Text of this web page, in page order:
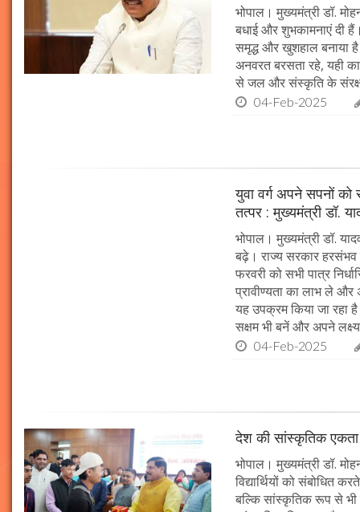
भोपाल। मुख्यमंत्री डॉ.
बधाई और शुभकामनाएं दी
समृद्ध और खुशहाल बनाया
अनवरत बरसता रहे, यही
से जल और संस्कृति के
04-Feb-2025
युवा वर्ग अपने सपनों
तत्पर : मुख्यमंत्री डॉ.
भोपाल। मुख्यमंत्री डॉ.
बढ़े। राज्य सरकार
फरवरी को सभी पात्र
प्रावीण्यता का लाभ ले और
यह उपक्रम किया जा रहा
सक्षम भी बनें और अपने
04-Feb-2025
देश की सांस्कृतिक
भोपाल। मुख्यमंत्री डॉ.
विद्यार्थियों को संबोधित
बल्कि सांस्कृतिक रूप से भी